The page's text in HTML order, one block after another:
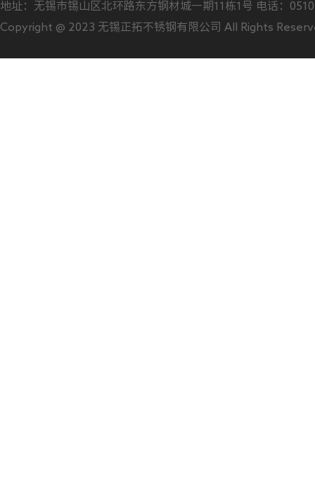
地址：无锡市锡山区北环路东方钢材城一期11栋1号 电话：
Copyright @ 2023 无锡正拓不锈钢有限公司 All Rights